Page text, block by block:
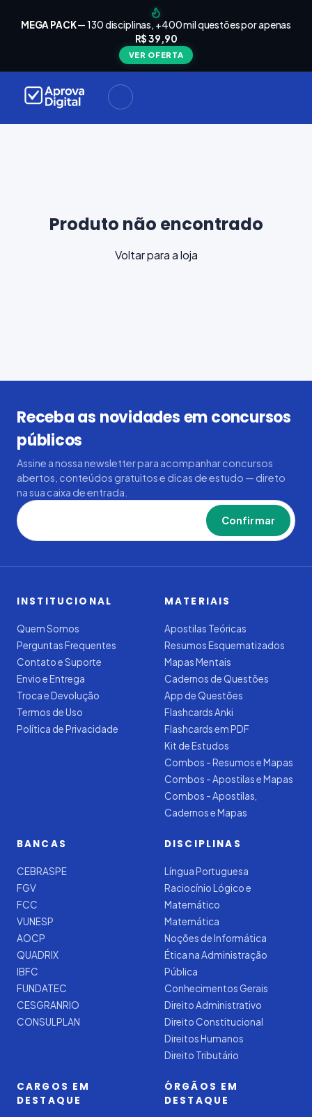
MEGA PACK— 130 disciplinas, +400 mil questões por apenas
R$ 39,90
VER OFERTA
Produto não encontrado
Voltar para a loja
Receba as novidades em concursos
públicos
Assine a nossa newsletter para acompanhar concursos
abertos, conteúdos gratuitos e dicas de estudo — direto
na sua caixa de entrada.
Confirmar
INSTITUCIONAL
Quem Somos
Perguntas Frequentes
Contato e Suporte
Envio e Entrega
Troca e Devolução
Termos de Uso
Política de Privacidade
MATERIAIS
Apostilas Teóricas
Resumos Esquematizados
Mapas Mentais
Cadernos de Questões
App de Questões
Flashcards Anki
Flashcards em PDF
Kit de Estudos
Combos - Resumos e Mapas
Combos - Apostilas e Mapas
Combos - Apostilas,
Cadernos e Mapas
BANCAS
CEBRASPE
FGV
FCC
VUNESP
AOCP
QUADRIX
IBFC
FUNDATEC
CESGRANRIO
CONSULPLAN
DISCIPLINAS
Língua Portuguesa
Raciocínio Lógico e
Matemático
Matemática
Noções de Informática
Ética na Administração
Pública
Conhecimentos Gerais
Direito Administrativo
Direito Constitucional
Direitos Humanos
Direito Tributário
CARGOS EM
DESTAQUE
ÓRGÃOS EM
DESTAQUE
Seu
loja e